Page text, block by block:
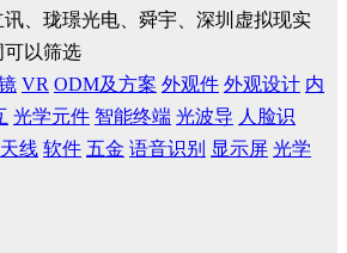
、珑璟光电、舜宇、深圳虚拟现实
可以筛选
VR ODM及方案 外观件 外观设计 内
光学元件 智能终端 光波导 人脸识
天线 软件 五金 语音识别 显示屏 光学